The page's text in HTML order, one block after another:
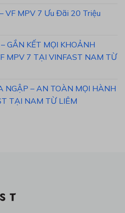
VF MPV 7 Ưu Đãi 20 Triệu
GẮN KẾT MỌI KHOẢNH
MPV 7 TẠI VINFAST NAM TỪ
NGẬP – AN TOÀN MỌI HÀNH
TẠI NAM TỪ LIÊM